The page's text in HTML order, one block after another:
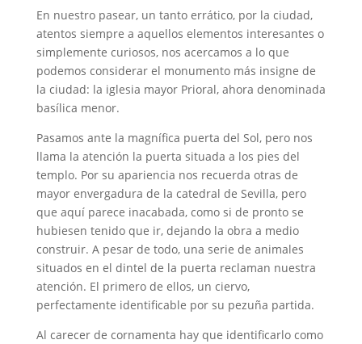
En nuestro pasear, un tanto errático, por la ciudad,
atentos siempre a aquellos elementos interesantes o
simplemente curiosos, nos acercamos a lo que
podemos considerar el monumento más insigne de
la ciudad: la iglesia mayor Prioral, ahora denominada
basílica menor.
Pasamos ante la magnífica puerta del Sol, pero nos
llama la atención la puerta situada a los pies del
templo. Por su apariencia nos recuerda otras de
mayor envergadura de la catedral de Sevilla, pero
que aquí parece inacabada, como si de pronto se
hubiesen tenido que ir, dejando la obra a medio
construir. A pesar de todo, una serie de animales
situados en el dintel de la puerta reclaman nuestra
atención. El primero de ellos, un ciervo,
perfectamente identificable por su pezuña partida.
Al carecer de cornamenta hay que identificarlo como